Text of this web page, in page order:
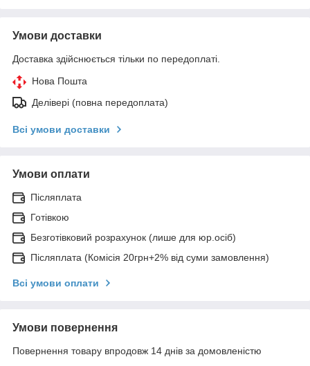
Умови доставки
Доставка здійснюється тільки по передоплаті.
Нова Пошта
Делівері (повна передоплата)
Всі умови доставки
Умови оплати
Післяплата
Готівкою
Безготівковий розрахунок (лише для юр.осіб)
Післяплата (Комісія 20грн+2% від суми замовлення)
Всі умови оплати
Умови повернення
Повернення товару впродовж 14 днів за домовленістю